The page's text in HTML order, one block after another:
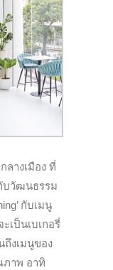
างเมือง ที่
บวัฒนธรรม
กับเมนู
เป็นเบเกอรี่
ถึงเมนูของ
าพ อาทิ